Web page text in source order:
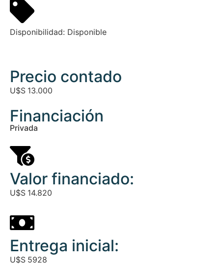
Disponibilidad: Disponible
Precio contado
U$S 13.000
Financiación
Privada
Valor financiado:
U$S 14.820
Entrega inicial:
U$S 5928